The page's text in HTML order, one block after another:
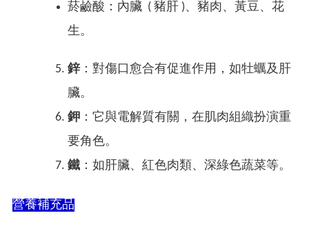
菸鹼酸：內臟 ( 豬肝 )、豬肉、黃豆、花
生。
鋅：對傷口愈合有促進作用，如牡蠣及肝
臟。
鉀 ：它與電解質有關，在肌肉組織扮演重
要角色。
鐵 ：如肝臟、紅色肉類、深綠色蔬菜等。
營養補充品